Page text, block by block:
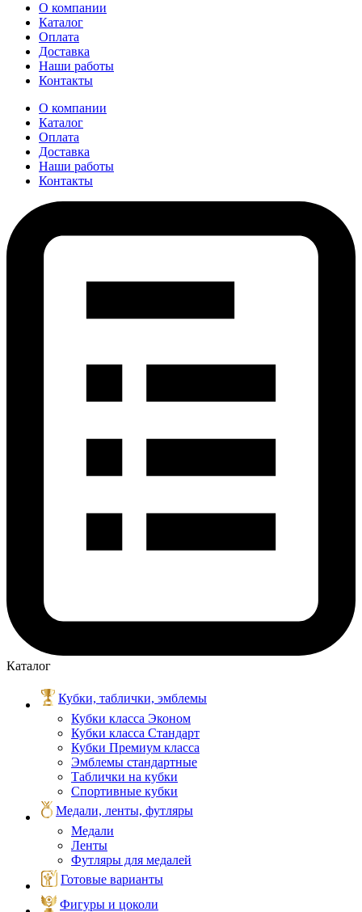
О компании
Каталог
Оплата
Доставка
Наши работы
Контакты
О компании
Каталог
Оплата
Доставка
Наши работы
Контакты
Каталог
Кубки, таблички, эмблемы
Кубки класса Эконом
Кубки класса Стандарт
Кубки Премиум класса
Эмблемы стандартные
Таблички на кубки
Спортивные кубки
Медали, ленты, футляры
Медали
Ленты
Футляры для медалей
Готовые варианты
Фигуры и цоколи